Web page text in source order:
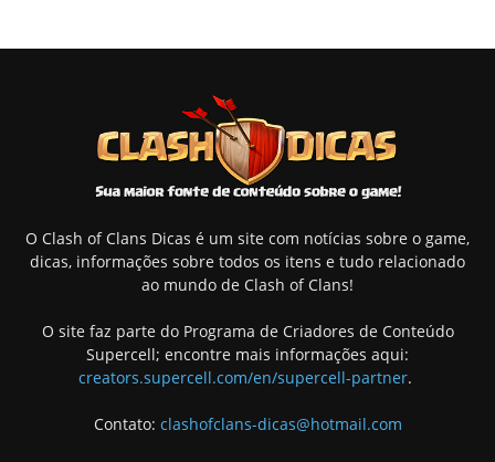
O Clash of Clans Dicas é um site com notícias sobre o game,
dicas, informações sobre todos os itens e tudo relacionado
ao mundo de Clash of Clans!
O site faz parte do Programa de Criadores de Conteúdo
Supercell; encontre mais informações aqui:
creators.supercell.com/en/supercell-partner.
Contato: clashofclans-dicas@hotmail.com